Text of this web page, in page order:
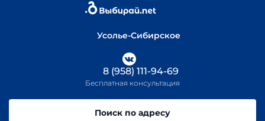
Усолье-Сибирское
8 (958) 111-94-69
Бесплатная консультация
Поиск по адресу